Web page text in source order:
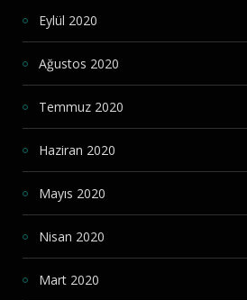
Eylül 2020
Ağustos 2020
Temmuz 2020
Haziran 2020
Mayıs 2020
Nisan 2020
Mart 2020